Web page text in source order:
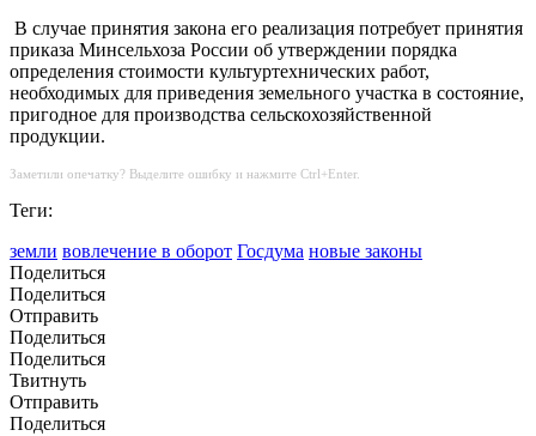
В случае принятия закона его реализация потребует принятия
приказа Минсельхоза России об утверждении порядка
определения стоимости культуртехнических работ,
необходимых для приведения земельного участка в состояние,
пригодное для производства сельскохозяйственной
продукции.
Заметили опечатку? Выделите ошибку и нажмите Ctrl+Enter.
Теги:
земли вовлечение в оборот Госдума новые законы
Поделиться
Поделиться
Отправить
Поделиться
Поделиться
Твитнуть
Отправить
Поделиться